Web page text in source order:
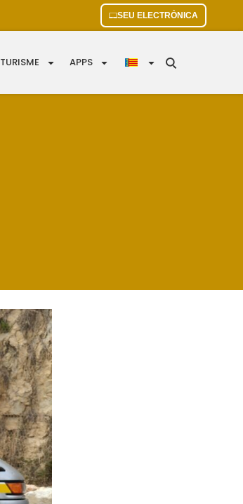
SEU ELECTRÒNICA
TURISME APPS